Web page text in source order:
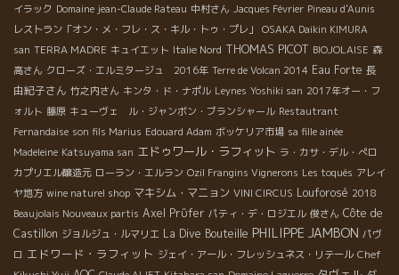
バーの方々もわざわざロンドンから休日を利用してきており、テ
ラスでワインを囲みながら、カジュアルな話に花が咲いたのでし
た。 今回ボジョレーは私も初めてだったのですが、まず一番に印
象に残ったのが、生産者の方々が本当に手間暇をかけて、畑と醸
造所で素晴らしい仕事をされているということでした。私がいう
のは差し出がましいのですが、醸造所では、あえて膨大な時間と
労働力が必要な直下型圧搾機を使い、畑では薬剤に頼らず人の手
による仕事を重視して造っているところ、さらにその仕事の結果
がワインの美味しさにあらわれ、果実味のあるピュアで上品な味
わいのものが多いと感じました。 ボジョレーのイメージががらり
と変わったこの旅を通して、今回行った生産者の方々はもちろ
ん、これからもヴィニュロンの良い仕事っぷりをこれからもレポ
ートしていきたいと思います！ 文 Yuri / 写真 Kisho
イラック Domaine jean-Claude Rateau 中村さん Jacques Février Pineau d'Aunis
レストラン「オン・メ・フレ・ス・キル・トゥ・プレ」
OSAKA Daikin KIMURA
san TERRA MADRE キュイエット Italie Nord THOMAS PICOT BIOJOLAISE 森
高さん クローズ・エルミタージュ 2016年 Terre de Volcan 2014 Eau Forte 長
由紀子さん 竹之内さん キンタ・ド・ナポル Leynes Yoshiki san 2017年オー・フ
ォルト 藤原 キューヴェ ル・ジャンボン・ブランシャール Restautrant
Fernandaise son fils Marius Edouard Adam ボッケリア市場 sa fille ainée
Madeleine Katsuyama san エドゥワール・ラフィット ラ・カサ・デル・ぺロ
カプリエル醸造元 ローラン・エルラン Ozil Frangins Vignerons Les toqués アレイ
ヤ地方 wine naturel shop マキシム・マニョン VINI CIRCUS Louforosé 2018
Beaujolais Nouveaux partis Axel Prϋfer パティ・デ・ロジエル 俊さん Côte de
Castillon ジョルジュ・ルマリエ La Dive Bouteille PHILIPPE JAMBON パヴ
ロ エドワード・ラフィット ジェイ・アール・フレッシュネス・リテール Chef